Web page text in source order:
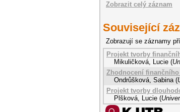
Zobrazit celý záznam
Související
Zobrazují se záznamy
Projekt tvorby
Mikuličková, Lucie (
Zhodnocení
Ondrůšková, Sabina (
Projekt tvorby
Plšková, Lucie (